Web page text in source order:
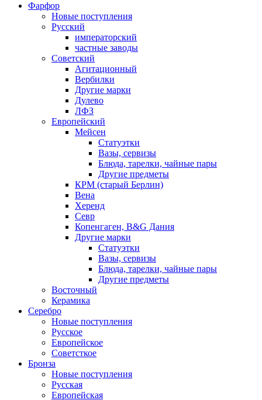
Фарфор
Новые поступления
Русский
императорский
частные заводы
Советский
Агитационный
Вербилки
Другие марки
Дулево
ЛФЗ
Европейский
Мейсен
Статуэтки
Вазы, сервизы
Блюда, тарелки, чайные пары
Другие предметы
КРМ (старый Берлин)
Вена
Херенд
Севр
Копенгаген, B&G Дания
Другие марки
Статуэтки
Вазы, сервизы
Блюда, тарелки, чайные пары
Другие предметы
Восточный
Керамика
Серебро
Новые поступления
Русское
Европейское
Советсткое
Бронза
Новые поступления
Русская
Европейская